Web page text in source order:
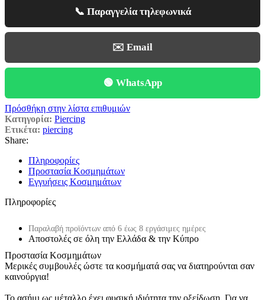
📞 Παραγγελία τηλεφωνικά
✉️ Email
🟢 WhatsApp
Πρόσθήκη στην λίστα επιθυμιών
Κατηγορία: Piercing
Ετικέτα: piercing
Share:
Πληροφορίες
Προστασία Κοσμημάτων
Εγγυήσεις Κοσμημάτων
Πληροφορίες
Παραλαβή προϊόντων από 6 έως 8 εργάσιμες ημέρες
Αποστολές σε όλη την Ελλάδα & την Κύπρο
Προστασία Κοσμημάτων
Μερικές συμβουλές ώστε τα κοσμήματά σας να διατηρούνται σαν
καινούργια!